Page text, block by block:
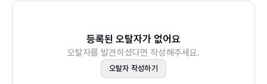
등록된 오탈자가 없어요
오탈자를 발견하셨다면 작성해주세요.
오탈자 작성하기